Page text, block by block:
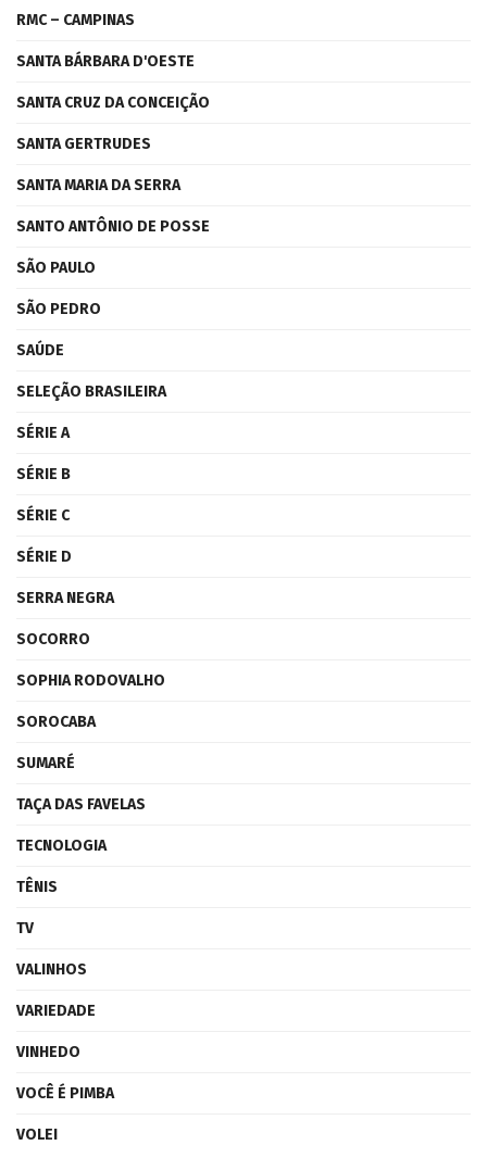
RMC – CAMPINAS
SANTA BÁRBARA D'OESTE
SANTA CRUZ DA CONCEIÇÃO
SANTA GERTRUDES
SANTA MARIA DA SERRA
SANTO ANTÔNIO DE POSSE
SÃO PAULO
SÃO PEDRO
SAÚDE
SELEÇÃO BRASILEIRA
SÉRIE A
SÉRIE B
SÉRIE C
SÉRIE D
SERRA NEGRA
SOCORRO
SOPHIA RODOVALHO
SOROCABA
SUMARÉ
TAÇA DAS FAVELAS
TECNOLOGIA
TÊNIS
TV
VALINHOS
VARIEDADE
VINHEDO
VOCÊ É PIMBA
VOLEI